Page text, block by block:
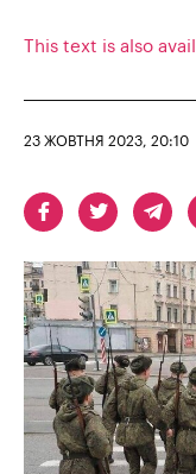
This text is also
23 ЖОВТНЯ 2023, 20:10